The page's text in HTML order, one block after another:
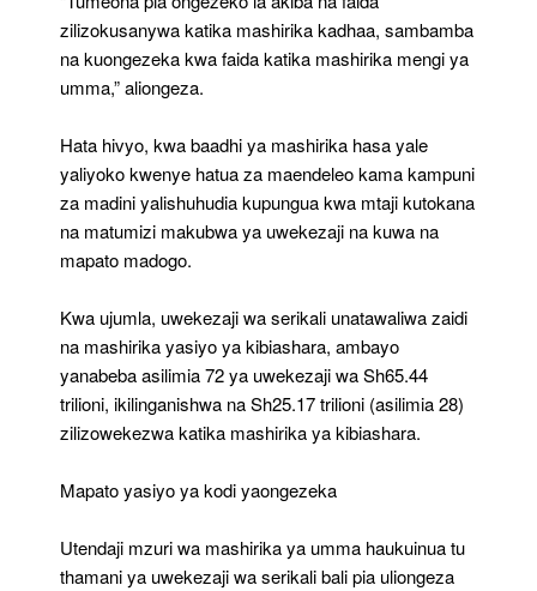
zilizokusanywa katika mashirika kadhaa, sambamba
na kuongezeka kwa faida katika mashirika mengi ya
umma,” aliongeza.
Hata hivyo, kwa baadhi ya mashirika hasa yale
yaliyoko kwenye hatua za maendeleo kama kampuni
za madini yalishuhudia kupungua kwa mtaji kutokana
na matumizi makubwa ya uwekezaji na kuwa na
mapato madogo.
Kwa ujumla, uwekezaji wa serikali unatawaliwa zaidi
na mashirika yasiyo ya kibiashara, ambayo
yanabeba asilimia 72 ya uwekezaji wa Sh65.44
trilioni, ikilinganishwa na Sh25.17 trilioni (asilimia 28)
zilizowekezwa katika mashirika ya kibiashara.
Mapato yasiyo ya kodi yaongezeka
Utendaji mzuri wa mashirika ya umma haukuinua tu
thamani ya uwekezaji wa serikali bali pia uliongeza